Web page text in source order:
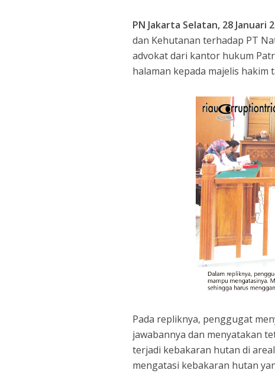
PN Jakarta Selatan, 28 Januari
dan Kehutanan terhadap PT
advokat dari kantor hukum
halaman kepada majelis hakim
Pada repliknya, penggugat
jawabannya dan menyatakan
terjadi kebakaran hutan di
mengatasi kebakaran hutan